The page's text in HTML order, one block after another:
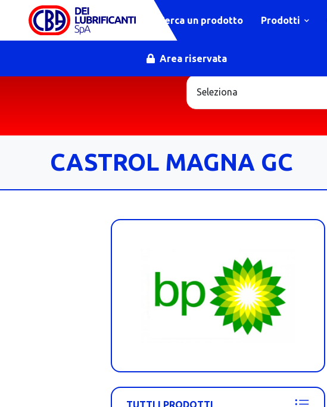
Cerca un prodotto Prodotti
Area riservata
CASTROL MAGNA GC
TUTTI I PRODOTTI